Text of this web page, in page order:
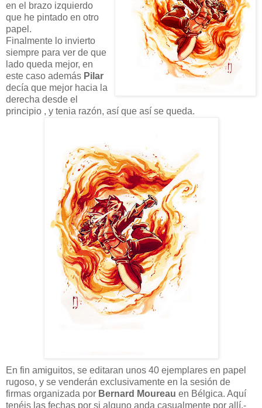
en el brazo izquierdo
que he pintado en otro
papel.
Finalmente lo invierto
siempre para ver de que
lado queda mejor, en
este caso además Pilar
decía que mejor hacia la
derecha desde el
principio , y tenia razón, así que así se queda.
En fin amiguitos, se editaran unos 40 ejemplares en papel
rugoso, y se venderán exclusivamente en la sesión de
firmas organizada por Bernard Moureau en Bélgica. Aquí
tenéis las fechas por si alguno anda casualmente por allí.-